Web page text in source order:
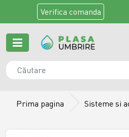
Verifica comanda
Prima pagina Sisteme si